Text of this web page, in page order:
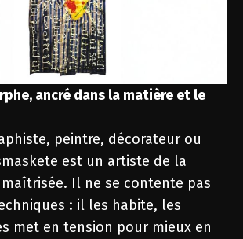
ancré dans la matière et le
peintre, décorateur ou
est un artiste de la
Il ne se contente pas
: il les habite, les
met en tension pour mieux en